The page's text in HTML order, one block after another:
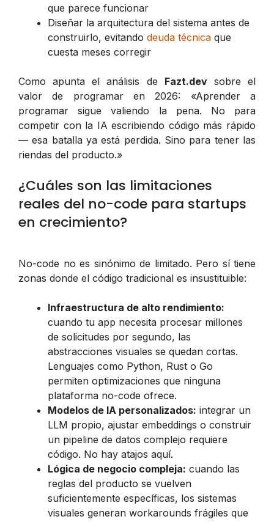
que parece funcionar
Diseñar la arquitectura del sistema antes de
construirlo, evitando deuda técnica que
cuesta meses corregir
Como apunta el análisis de Fazt.devsobre el
valor de programar en 2026: «Aprender a
programar sigue valiendo la pena. No para
competir con la IA escribiendo código más rápido
— esa batalla ya está perdida. Sino para tener las
riendas del producto.»
¿Cuáles son las limitaciones
reales del no-code para startups
en crecimiento?
No-code no es sinónimo de limitado. Pero sí tiene
zonas donde el código tradicional es insustituible:
Infraestructura de alto rendimiento:
cuando tu app necesita procesar millones
de solicitudes por segundo, las
abstracciones visuales se quedan cortas.
Lenguajes como Python, Rust o Go
permiten optimizaciones que ninguna
plataforma no-code ofrece.
Modelos de IA personalizados: integrar un
LLM propio, ajustar embeddings o construir
un pipeline de datos complejo requiere
código. No hay atajos aquí.
Lógica de negocio compleja: cuando las
reglas del producto se vuelven
suficientemente específicas, los sistemas
visuales generan workarounds frágiles que